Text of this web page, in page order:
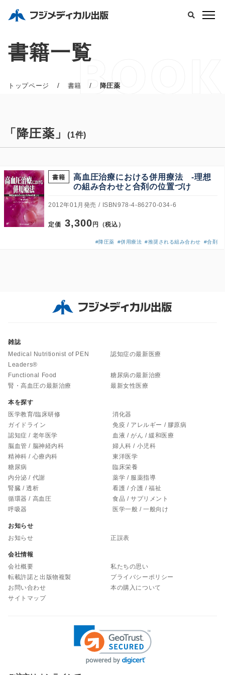
書籍一覧BOOK
トップページ / 書籍 / 降圧薬
「降圧薬」 (1件)
書籍
高血圧治療における併用療法 -理想
の組み合わせと合剤の位置づけ
2012年01月発売 ISBN978-4-86270-034-6
定価 3,300 円（税込）
#降圧薬 #併用療法 #推奨される組み合わせ #合剤
雑誌
Medical Nutritionist of PEN
Leaders®
認知症の最新医療
Functional Food
糖尿病の最新治療
腎・高血圧の最新治療
最新女性医療
本を探す
医学教育/臨床研修
ガイドライン
認知症 / 老年医学
脳血管 / 脳神経内科
精神科 / 心療内科
糖尿病
内分泌 / 代謝
腎臓 / 透析
循環器 / 高血圧
呼吸器
消化器
免疫 / アレルギー / 膠原病
血液 / がん / 緩和医療
婦人科 / 小児科
東洋医学
臨床栄養
薬学 / 服薬指導
看護 / 介護 / 福祉
食品 / サプリメント
医学一般 / 一般向け
お知らせ
お知らせ
正誤表
会社情報
会社概要
私たちの思い
転載許諾と出版物複製
プライバシーポリシー
お問い合わせ
本の購入について
サイトマップ